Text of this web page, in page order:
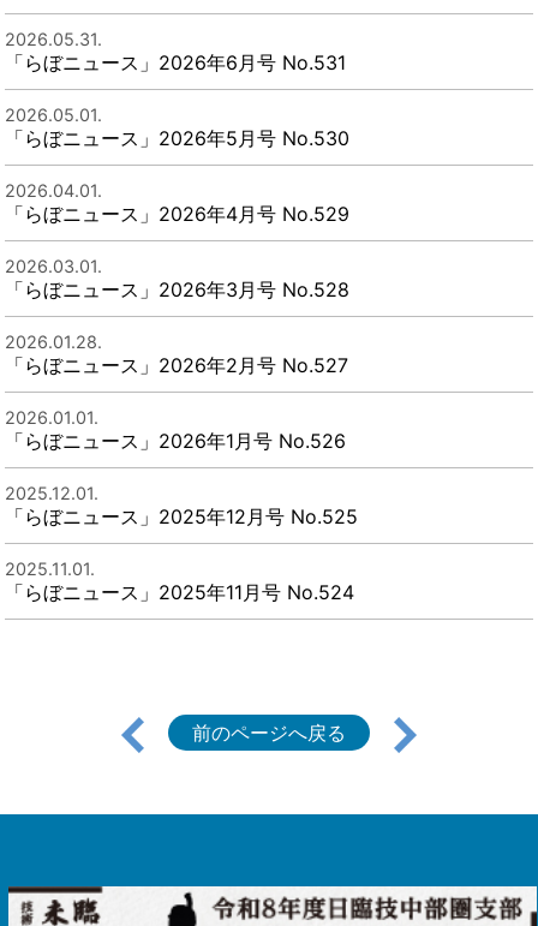
2026.05.31.
「らぼニュース」2026年6月号 No.531
2026.05.01.
「らぼニュース」2026年5月号 No.530
2026.04.01.
「らぼニュース」2026年4月号 No.529
2026.03.01.
「らぼニュース」2026年3月号 No.528
2026.01.28.
「らぼニュース」2026年2月号 No.527
2026.01.01.
「らぼニュース」2026年1月号 No.526
2025.12.01.
「らぼニュース」2025年12月号 No.525
2025.11.01.
「らぼニュース」2025年11月号 No.524
前のページへ戻る